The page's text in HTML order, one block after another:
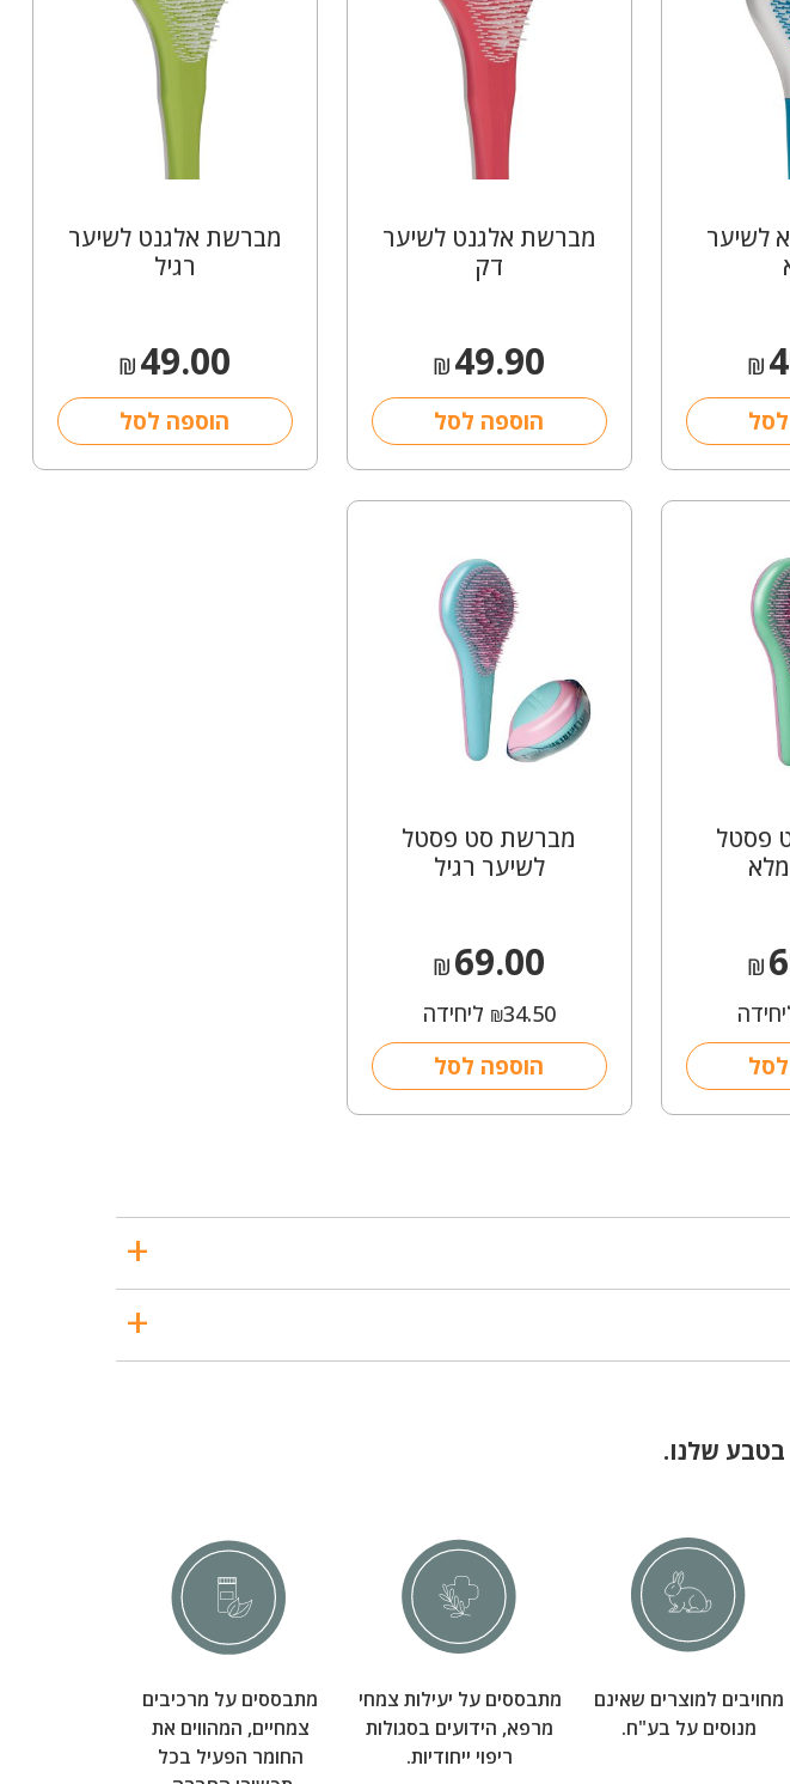
לשיער
₪
מברשת אלגנט לשיער
דק
₪49.90
הוספה לסל
מברשת אלגנט לשיער
רגיל
₪49.00
הוספה לסל
פסטל
₪
מברשת סט פסטל
לשיער רגיל
₪69.00
₪34.50 ליחידה
הוספה לסל
בטבע שלנו.
מחויבים למוצרים שאינם
מנוסים על בע"ח.
מתבססים על יעילות צמחי
מרפא, הידועים בסגולות
ריפוי ייחודיות.
מתבססים על מרכיבים
צמחיים, המהווים את
החומר הפעיל בכל